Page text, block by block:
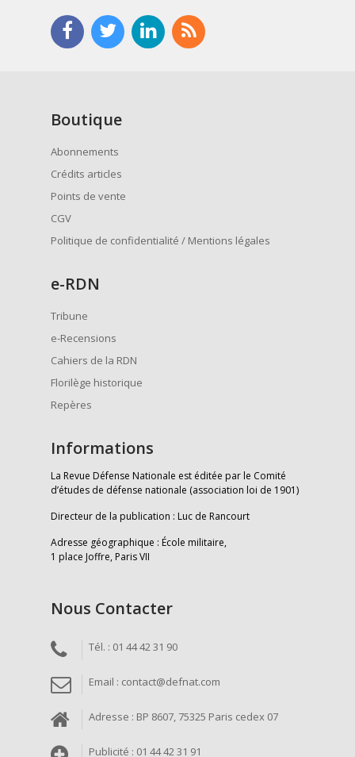
Boutique
Abonnements
Crédits articles
Points de vente
CGV
Politique de confidentialité / Mentions légales
e-RDN
Tribune
e-Recensions
Cahiers de la RDN
Florilège historique
Repères
Informations
La Revue Défense Nationale est éditée par le Comité
d’études de défense nationale (association loi de 1901)
Directeur de la publication : Luc de Rancourt
Adresse géographique : École militaire,
1 place Joffre, Paris VII
Nous Contacter
Tél. : 01 44 42 31 90
Email : contact@defnat.com
Adresse : BP 8607, 75325 Paris cedex 07
Publicité : 01 44 42 31 91